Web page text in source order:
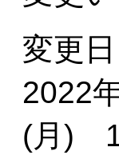
変更日
2022
(月)